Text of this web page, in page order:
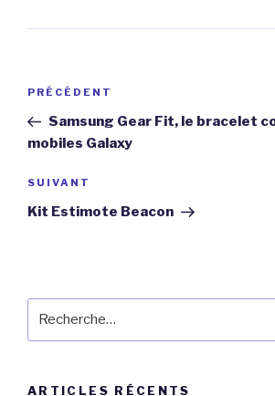
Navigation
l’article
Article
précédent
PRÉCÉDENT
Samsung Gear Fit, le bracelet
mobiles Galaxy
Article
suivant
SUIVANT
Kit Estimote Beacon
ARTICLES RÉCENTS